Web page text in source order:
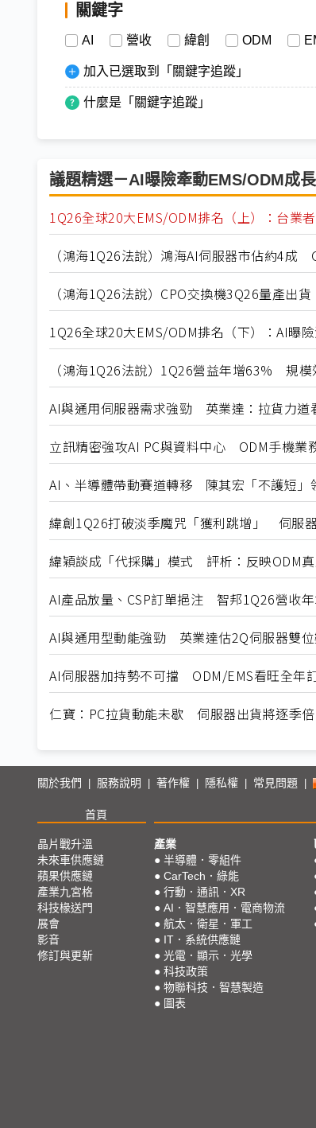
關鍵字
AI 營收 緯創 ODM
加入已選取到「關鍵字追蹤」
什麼是「關鍵字追蹤」
議題精選－AI曝險牽動EMS/ODM成
1Q26全球20大EMS/ODM排名（上）：台
（鴻海1Q26法說）鴻海AI伺服器市佔約4成
（鴻海1Q26法說）CPO交換機3Q26量產出
1Q26全球20大EMS/ODM排名（下）：AI曝
（鴻海1Q26法說）1Q26營益年增63% 規
AI與通用伺服器需求強勁 英業達：拉貨力道
立訊精密強攻AI PC與資料中心 ODM手機業
AI、半導體帶動賽道轉移 陳其宏「不護短」
緯創1Q26打破淡季魔咒「獲利跳增」 伺服
緯穎談成「代採購」模式 評析：反映ODM
AI產品放量、CSP訂單挹注 智邦1Q26營收
AI與通用型動能強勁 英業達估2Q伺服器雙
AI伺服器加持勢不可擋 ODM/EMS看旺全年
仁寶：PC拉貨動能未歇 伺服器出貨將逐季
關於我們 服務說明 著作權 隱私權 常見問題
首頁
晶片戰升溫
未來車供應鏈
蘋果供應鏈
產業九宮格
科技椽送門
展會
影音
修訂與更新
產業
● 半導體．零組件
● CarTech．綠能
● 行動．通訊．XR
● AI．智慧應用．電商物流
● 航太．衛星．軍工
● IT．系統供應鏈
● 光電．顯示．光學
● 科技政策
● 物聯科技．智慧製造
● 圖表